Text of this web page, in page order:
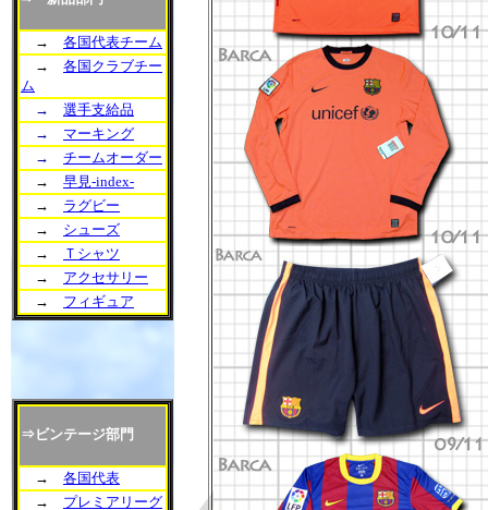
→ 各国代表チーム
→ 各国クラブチー
ム
→ 選手支給品
→ マーキング
→ チームオーダー
→ 早見-index-
→ ラグビー
→ シューズ
→
Ｔシャツ
→ アクセサリー
→ フィギュア
⇒ビンテージ部門
→ 各国代表
→ プレミアリーグ